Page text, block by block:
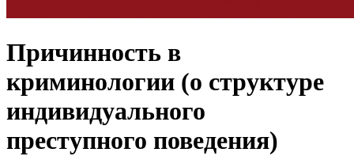
Причинность в
криминологии (о структуре
индивидуального
преступного поведения)